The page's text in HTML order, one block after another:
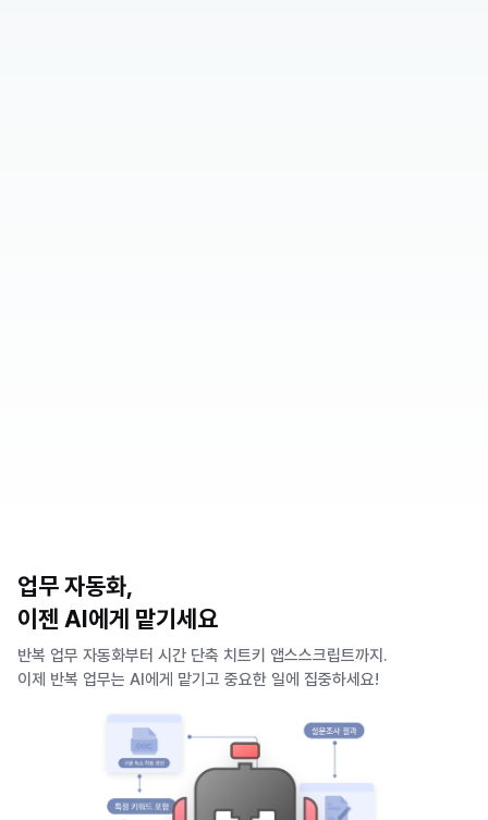
업무 자동화,
이젠 AI에게 맡기세요
반복 업무 자동화부터 시간 단축 치트키 앱스스크립트까지.
이제 반복 업무는 AI에게 맡기고 중요한 일에 집중하세요!